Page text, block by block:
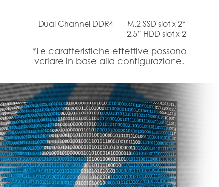
Dual Channel DDR4
M.2 SSD slot x 2*
2.5” HDD slot x 2
*Le caratteristiche effettive possono
variare in base alla configurazione.